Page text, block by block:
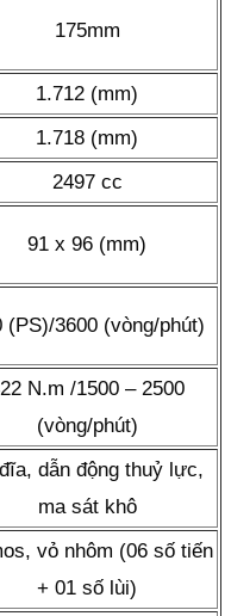
175mm
1.712 (mm)
1.718 (mm)
2497 cc
91 x 96 (mm)
(PS)/3600 (vòng/phút)
N.m /1500 – 2500
(vòng/phút)
dẫn động thuỷ lực,
ma sát khô
vỏ nhôm (06 số tiến
+ 01 số lùi)